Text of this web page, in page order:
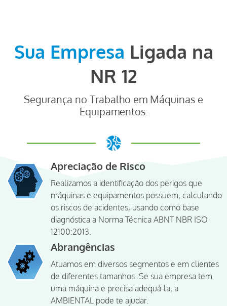
Sua Empresa Ligada na
NR 12
Segurança no Trabalho em Máquinas e
Equipamentos:
Apreciação de Risco
Realizamos a identificação dos perigos que
máquinas e equipamentos possuem, calculando
os riscos de acidentes, usando como base
diagnóstica a Norma Técnica ABNT NBR ISO
12100:2013.
Abrangências
Atuamos em diversos segmentos e em clientes
de diferentes tamanhos. Se sua empresa tem
uma máquina e precisa adequá-la, a
AMBIENTAL pode te ajudar.